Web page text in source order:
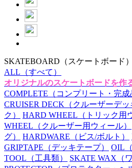
SKATEBOARD （スケートボード）
ALL （すべて）
オリジナルのスケートボードを作
COMPLETE （コンプリート・完成
CRUISER DECK （クルーザーデッ
ク）
HARD WHEEL （トリック用
WHEEL （クルーザー用ウィール）
グ）
HARDWARE （ビス/ボルト）
GRIPTAPE （デッキテープ） OIL
TOOL （工具類） SKATE WAX （